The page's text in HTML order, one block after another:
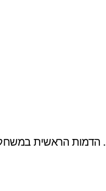
. הדמות הראשית במשחק